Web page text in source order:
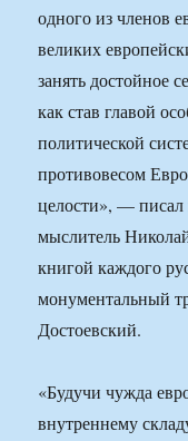
одного из членов
великих
занять достойное
как став главой
политической
противовесом
целости», — писал
мыслитель
книгой каждого
монументальный
Достоевский.
«Будучи чужда
внутреннему